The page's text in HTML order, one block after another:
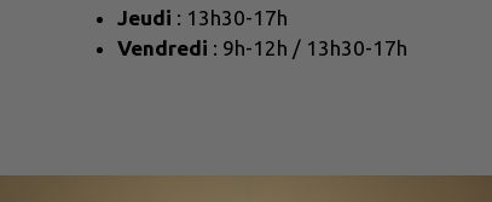
Jeudi : 13h30-17h
Vendredi : 9h-12h / 13h30-17h